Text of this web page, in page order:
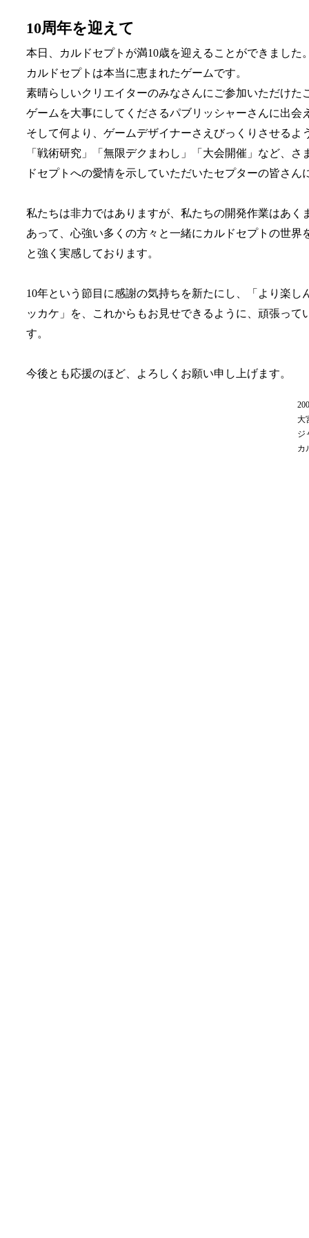
10周年を迎えて
本日、カルドセプトが満10歳を迎えることができました
カルドセプトは本当に恵まれたゲームです。
素晴らしいクリエイターのみなさんにご参加いただけた
ゲームを大事にしてくださるパブリッシャーさんに出会
そして何より、ゲームデザイナーさえびっくりさせるよ
「戦術研究」「無限デクまわし」「大会開催」など、さ
ドセプトへの愛情を示していただいたセプターの皆さん
私たちは非力ではありますが、私たちの開発作業はあく
あって、心強い多くの方々と一緒にカルドセプトの世界
と強く実感しております。
10年という節目に感謝の気持ちを新たにし、「より楽し
ッカケ」を、これからもお見せできるように、頑張って
す。
今後とも応援のほど、よろしくお願い申し上げます。
大
ジ
カ